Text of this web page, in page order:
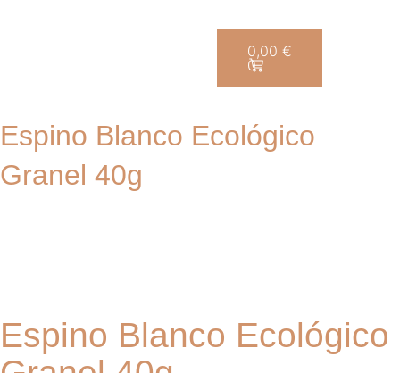
0,00 €
0
Espino Blanco Ecológico
Granel 40g
Espino Blanco Ecológico